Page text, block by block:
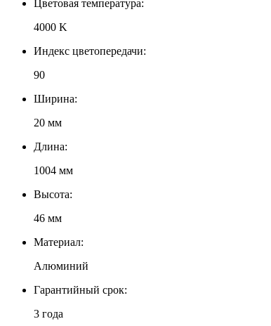
Цветовая температура:
4000 K
Индекс цветопередачи:
90
Ширина:
20 мм
Длина:
1004 мм
Высота:
46 мм
Материал:
Алюминий
Гарантийный срок:
3 года